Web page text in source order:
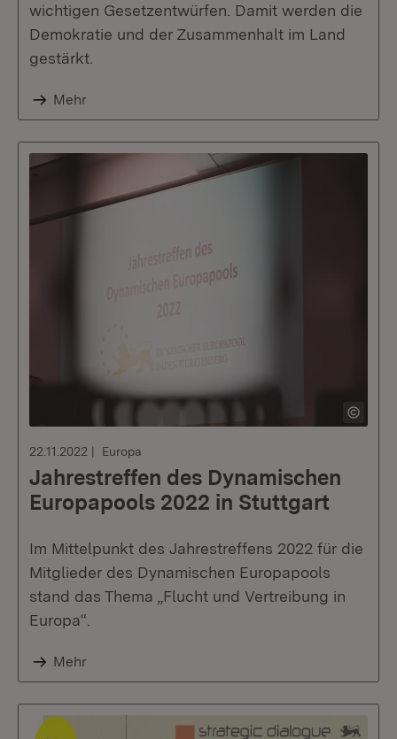
wichtigen Gesetzentwürfen. Damit werden die
Demokratie und der Zusammenhalt im Land
gestärkt.
Mehr
22.11.2022 Europa
Jahrestreffen des Dynamischen
Europapools 2022 in Stuttgart
Im Mittelpunkt des Jahrestreffens 2022 für die
Mitglieder des Dynamischen Europapools
stand das Thema „Flucht und Vertreibung in
Europa“.
Mehr